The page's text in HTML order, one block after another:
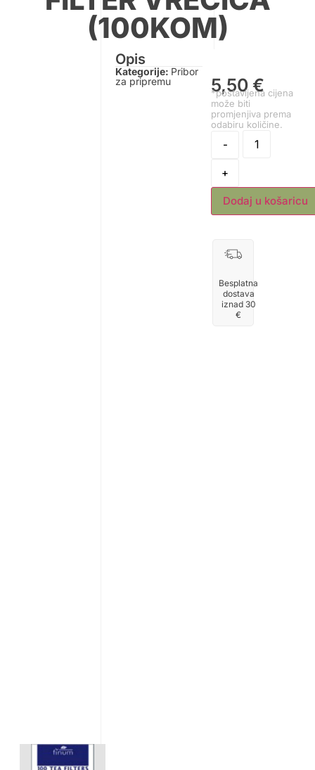
(100KOM)
Opis
Kategorije: Pribor
za pripremu
5,50€
*postavljena cijena
može biti
promjenjiva prema
odabiru količine.
-
+
Dodaj u košaricu
Besplatna
dostava
iznad 30
€